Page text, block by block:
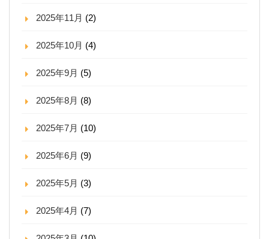
2025年11月 (2)
2025年10月 (4)
2025年9月 (5)
2025年8月 (8)
2025年7月 (10)
2025年6月 (9)
2025年5月 (3)
2025年4月 (7)